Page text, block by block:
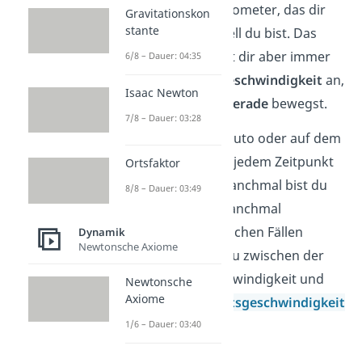
Beispiel das Tachometer, das dir
angibt, wie schnell du bist. Das
Tachometer zeigt dir aber immer
Momentangeschwindigkeit an,
geradebewegst.
Du bist aber im Auto oder auf dem
Fahrradnicht
zu jedem Zeitpunkt
gleich schnell. Manchmal bist du
und manchmal
. In solchen Fällen
unterscheidest du zwischen der
Momentangeschwindigkeit und
derDurchschnittsgeschwindigkeit
.
Gravitationskon
stante
6/8 – Dauer: 04:35
Isaac Newton
7/8 – Dauer: 03:28
Ortsfaktor
8/8 – Dauer: 03:49
Dynamik
Newtonsche Axiome
Newtonsche
Axiome
1/6 – Dauer: 03:40